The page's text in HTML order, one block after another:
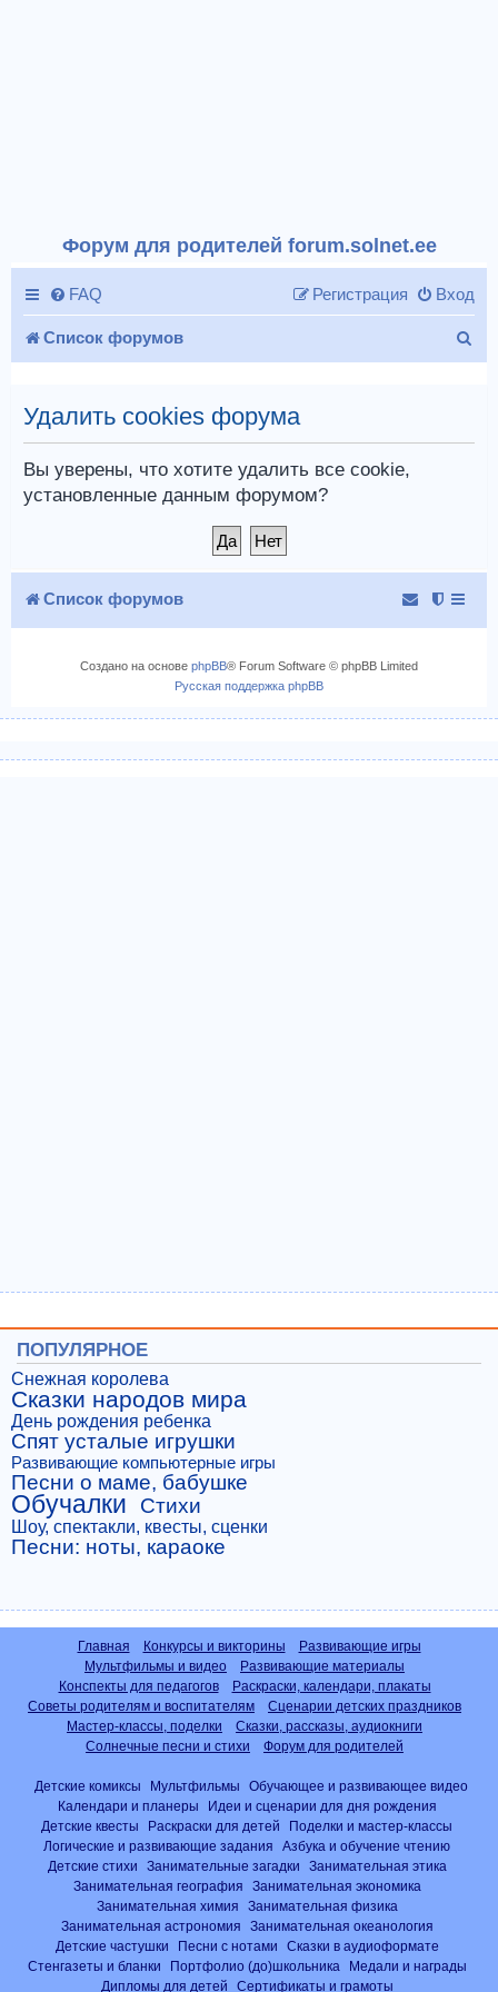
Форум для родителей forum.solnet.ee
FAQ Вход
Регистрация
Список форумов
с
Удалить cookies форума
Вы уверены, что хотите удалить все cookie,
установленные данным форумом?
Список форумов
Создано на основе phpBB® Forum Software © phpBB Limited
Русская поддержка phpBB
ПОПУЛЯРНОЕ
Снежная королева
Сказки народов мира
День рождения ребенка
Спят усталые игрушки
Развивающие компьютерные игры
Песни о маме, бабушке
Обучалки Стихи
Шоу, спектакли, квесты, сценки
Песни: ноты, караоке
Главная Конкурсы и викторины
Развивающие игры
Мультфильмы и видео
Развивающие материалы
Конспекты для педагогов
Раскраски, календари, плакаты
Советы родителям и воспитателям
Сценарии детских праздников
Мастер-классы, поделки
Сказки, рассказы, аудиокниги
Солнечные песни и стихи
Форум для родителей
Детские комиксы Мультфильмы
Обучающее и развивающее видео
Календари и планеры
Идеи и сценарии для дня рождения
Детские квесты
Раскраски для детей
Поделки и мастер-классы
Логические и развивающие задания
Азбука и обучение чтению
Детские стихи
Занимательные загадки
Занимательная этика
Занимательная география
Занимательная экономика
Занимательная химия
Занимательная физика
Занимательная астрономия
Занимательная океанология
Детские частушки
Песни с нотами
Сказки в аудиоформате
Стенгазеты и бланки
Портфолио (до)школьника
Медали и награды
Дипломы для детей
Сертификаты и грамоты